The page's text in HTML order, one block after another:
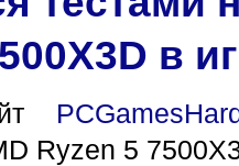
в
Ryzen 5